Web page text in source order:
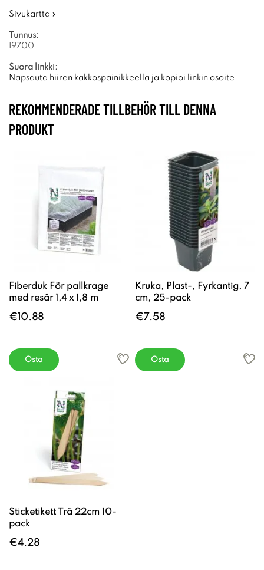
Sivukartta »
Tunnus:
I9700
Suora linkki:
Napsauta hiiren kakkospainikkeella ja kopioi linkin osoite
REKOMMENDERADE TILLBEHÖR TILL DENNA
PRODUKT
Fiberduk För pallkrage
med resår 1,4 x 1,8 m
€10.88
Osta
Kruka, Plast-, Fyrkantig, 7
cm, 25-pack
€7.58
Osta
Sticketikett Trä 22cm 10-
pack
€4.28